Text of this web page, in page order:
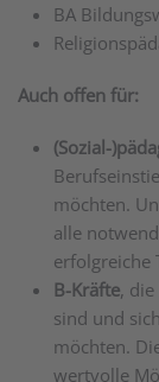
BA
Auch offen für:
(Sozial-
möchten.
alle
erfolgreiche
B-Kräfte,
sind und
möchten.
wertvolle